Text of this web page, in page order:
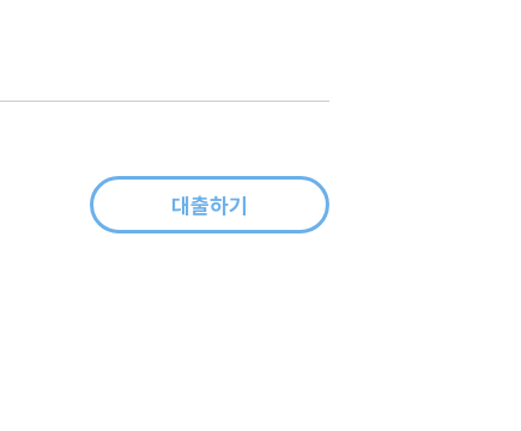
대출하기